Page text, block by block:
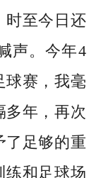
时至今日还
声。今年4
球赛，我毫
多年，再次
了足够的重
练和足球场